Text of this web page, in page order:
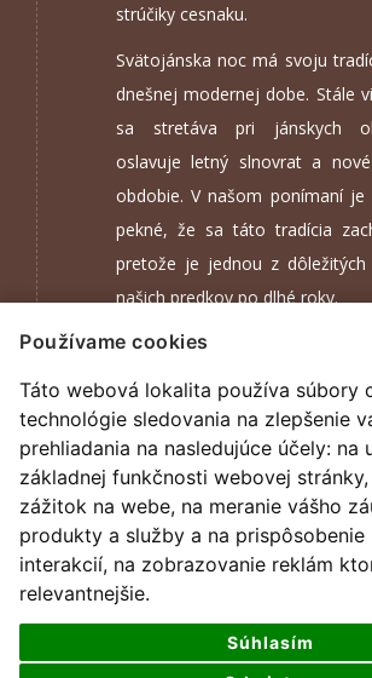
Používame cookies
Táto webová lokalita používa súbory
technológie sledovania na zlepšenie
prehliadania na nasledujúce účely: na
základnej funkčnosti webovej stránky,
zážitok na webe, na meranie vášho
produkty a služby a na
interakcií, na zobrazovanie reklám
relevantnejšie.
Súhlasím
strúčiky cesnaku.
Svätojánska noc má svoju
dnešnej modernej dobe. Stále
sa stretáva pri jánskych
oslavuje letný slnovrat a
obdobie. V našom ponímaní je
pekné, že sa táto tradícia
pretože je jednou z dôležitých
našich predkov po dlhé roky.